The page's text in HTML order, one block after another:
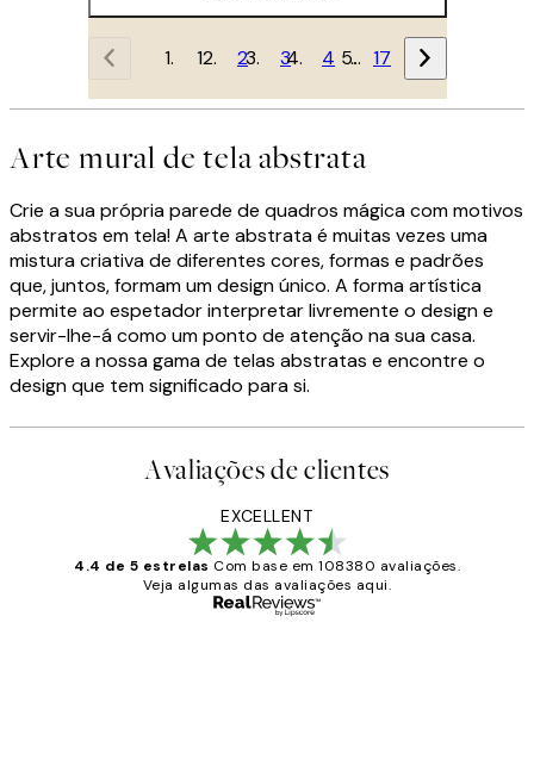
1 2 3 4 … 17
Arte mural de tela abstrata
Crie a sua própria parede de quadros mágica com motivos
abstratos em tela! A arte abstrata é muitas vezes uma
mistura criativa de diferentes cores, formas e padrões
que, juntos, formam um design único. A forma artística
permite ao espetador interpretar livremente o design e
servir-lhe-á como um ponto de atenção na sua casa.
Explore a nossa gama de telas abstratas e encontre o
design que tem significado para si.
Avaliações de clientes
EXCELLENT
4.4 de 5 estrelas Com base em 108380 avaliações.
Veja algumas das avaliações aqui.